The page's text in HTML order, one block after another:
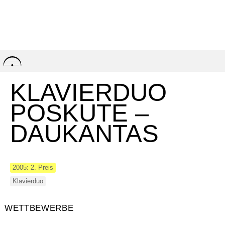
Skip
to
KLAVIERDUO
POSKUTE –
DAUKANTAS
2005: 2. Preis
Klavierduo
WETTBEWERBE